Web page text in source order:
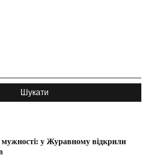
мужності: у Журавному відкрили